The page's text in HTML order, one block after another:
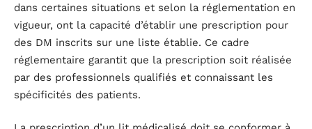
dans certaines situations et selon la réglementation en
vigueur, ont la capacité d’établir une prescription pour
des DM inscrits sur une liste établie. Ce cadre
réglementaire garantit que la prescription soit réalisée
par des professionnels qualifiés et connaissant les
spécificités des patients.